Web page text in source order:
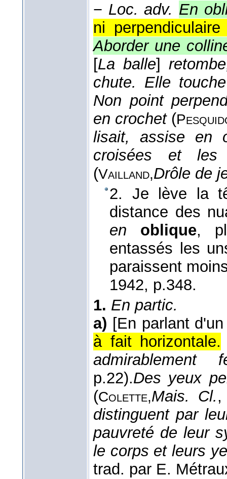
− Loc. adv. En
ni
Aborder une
[La balle]
chute. Elle
Non point
en crochet(
lisait, assise en
croisées et
(Vailland,Drôle de
2. Je lève la
distance des
en
oblique,
entassés les
paraissent
1942, p.348.
1. En partic.
a) [En parlant
à fait horizontale.
admirablement
p.22).Des yeux
(Colette,Mais. Cl.,
distinguent par
pauvreté de leur
le corps et leurs
trad. par E.